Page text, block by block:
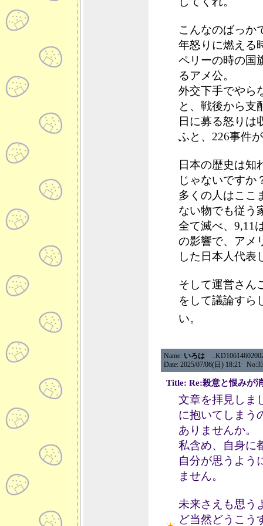
こんなのばっか
年怒りに燃える
ペリーの時の国
るアメ公。
外交下手でやら
と、戦後から支
日に募る怒りは
ふと、226事件
日本の歴史は知
じゃないですか
多くの人はここ
ない物でも従う
全て滅べ、9,11
の影響で、アメ
した日本人代表
そして運営さん
をして議論すら
い。
Name: いろは
Date: 2025/07/06(日) 18:21
Title: Re:殺意と恨みが
文章を拝見しま
に抱いてしまう
ありませんか。
私含め、自身に
自分が思うよう
ません。
未来さえも思う
ど当然どうこう